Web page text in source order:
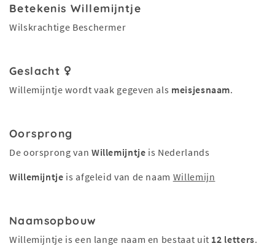
Betekenis Willemijntje
Wilskrachtige Beschermer
Geslacht
Willemijntje wordt vaak gegeven als meisjesnaam.
Oorsprong
De oorsprong van Willemijntje is Nederlands
Willemijntje is afgeleid van de naam Willemijn
Naamsopbouw
Willemijntje is een lange naam en bestaat uit 12 letters.